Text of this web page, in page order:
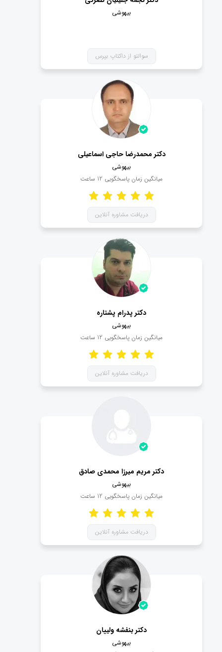
بیهوشی
سوالتو از داکتاپ بپرس
دکتر محمدرضا حاجی اسماعیلی
بیهوشی
میانگین زمان پاسخگویی 12 ساعت
دریافت مشاوره آنلاین
دکتر پدرام پشتاره
بیهوشی
میانگین زمان پاسخگویی 12 ساعت
دریافت مشاوره آنلاین
دکتر مریم میرزا محمدی صادق
بیهوشی
میانگین زمان پاسخگویی 12 ساعت
دریافت مشاوره آنلاین
دکتر بنفشه ولییان
بیهوشی